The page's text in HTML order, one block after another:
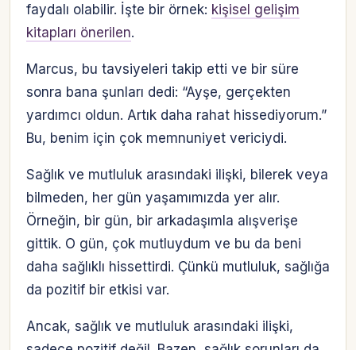
faydalı olabilir. İşte bir örnek: kişisel gelişim
kitapları önerilen.
Marcus, bu tavsiyeleri takip etti ve bir süre
sonra bana şunları dedi: “Ayşe, gerçekten
yardımcı oldun. Artık daha rahat hissediyorum.”
Bu, benim için çok memnuniyet vericiydi.
Sağlık ve mutluluk arasındaki ilişki, bilerek veya
bilmeden, her gün yaşamımızda yer alır.
Örneğin, bir gün, bir arkadaşımla alışverişe
gittik. O gün, çok mutluydum ve bu da beni
daha sağlıklı hissettirdi. Çünkü mutluluk, sağlığa
da pozitif bir etkisi var.
Ancak, sağlık ve mutluluk arasındaki ilişki,